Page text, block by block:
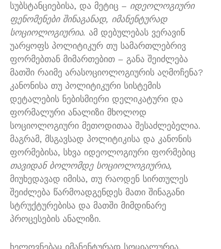
სუბსტანციებისა, და მეტიც – იდეოლოგიური
ფენომენები შინაგანად, იმანენტურად
სოციოლოგიურია. ამ დებულებას ვერავინ
უარყოფს პოლიტიკურ თუ სამართლებრივ
ფორმებთან მიმართებით – განა შეიძლება
მათში რაიმე არასოციოლოგიურის აღმოჩენა?
კანონისა თუ პოლიტიკური სისტემის
დეტალების ნებისმიერი დელიკატური და
ფორმალური ანალიზი მხოლოდ
სოციოლოგიური მეთოდითაა შესაძლებელია.
მაგრამ, მსგავსად პოლიტიკისა და კანონის
ფორმებისა, სხვა იდეოლოგიური ფორმებიც
თავიდან ბოლომდე სოციოლოგიურია,
მიუხედავად იმისა, თუ რაოდენ სირთულეს
შეიძლება წარმოადგენდეს მათი შინაგანი
სტრუქტურებისა და მათში მიმდინარე
პროცესების ანალიზი.
ხელოვნებაც იმანენტურად სოციალურია.